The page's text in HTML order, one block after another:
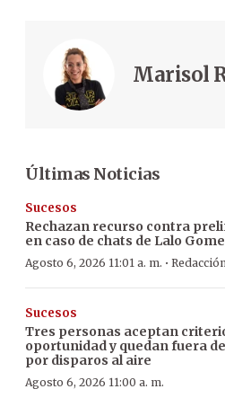
Marisol
Últimas Noticias
Sucesos
Rechazan recurso contra
en caso de chats de Lalo
Agosto 6, 2026 11:01 a. m. ·
Sucesos
Tres personas aceptan
oportunidad y quedan fuera
por disparos al aire
Agosto 6, 2026 11:00 a. m.